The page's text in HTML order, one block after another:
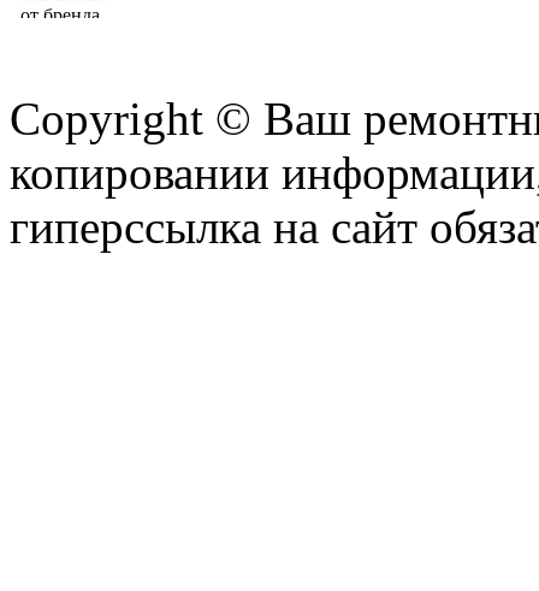
Copyright © Ваш
копировании
гиперссылка на сайт